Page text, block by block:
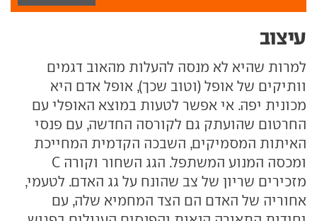
עיצוב
למרות שהיא לא מנסה להעלות מהאוב דגמים
וותיקים של אופל (וטוב שכך), אופל אדם היא
מכונית יפה. אי אפשר לטעות במוצא האופלי עם
החרטום שהועתק גם לקורסה החדשה, עם פנסי
האיתות המסמיקים, השבכה הקדמית המחייכת
ומכסה המנוע המשתפל. הגג השחור וקורה C
מזכירים שריון של צב שהונח על גג האדם. לטעמי,
אחוריה של האדם הם הצד המחמיא שלה, עם